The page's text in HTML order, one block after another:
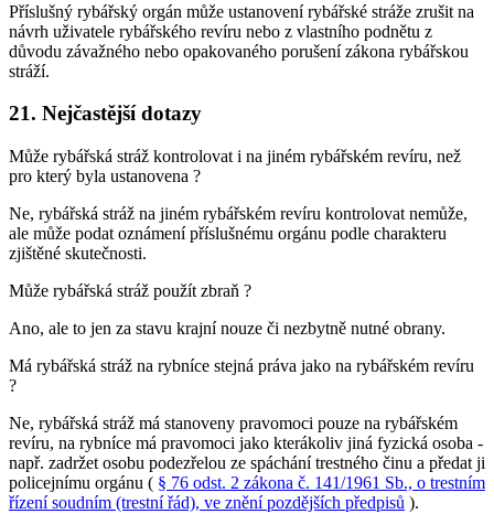
Příslušný rybářský orgán může ustanovení rybářské stráže zrušit na
návrh uživatele rybářského revíru nebo z vlastního podnětu z
důvodu závažného nebo opakovaného porušení zákona rybářskou
stráží.
21. Nejčastější dotazy
Může rybářská stráž kontrolovat i na jiném rybářském revíru, než
pro který byla ustanovena ?
Ne, rybářská stráž na jiném rybářském revíru kontrolovat nemůže,
ale může podat oznámení příslušnému orgánu podle charakteru
zjištěné skutečnosti.
Může rybářská stráž použít zbraň ?
Ano, ale to jen za stavu krajní nouze či nezbytně nutné obrany.
Má rybářská stráž na rybníce stejná práva jako na rybářském revíru
?
Ne, rybářská stráž má stanoveny pravomoci pouze na rybářském
revíru, na rybníce má pravomoci jako kterákoliv jiná fyzická osoba -
např. zadržet osobu podezřelou ze spáchání trestného činu a předat ji
policejnímu orgánu ( § 76 odst. 2 zákona č. 141/1961 Sb., o trestním
řízení soudním (trestní řád), ve znění pozdějších předpisů ).